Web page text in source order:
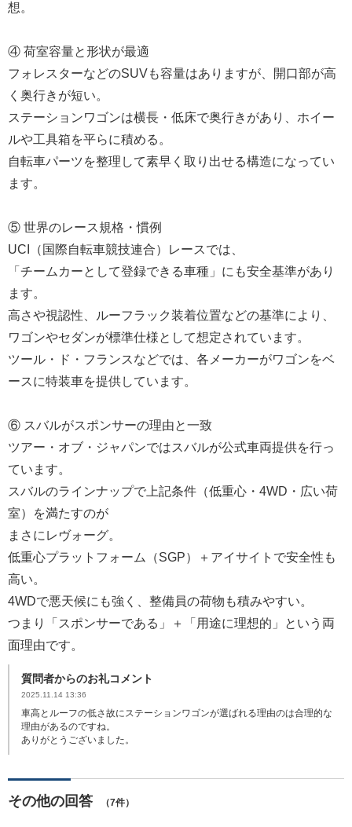
想。
④ 荷室容量と形状が最適
フォレスターなどのSUVも容量はありますが、開口部が高
く奥行きが短い。
ステーションワゴンは横長・低床で奥行きがあり、ホイー
ルや工具箱を平らに積める。
自転車パーツを整理して素早く取り出せる構造になってい
ます。
⑤ 世界のレース規格・慣例
UCI（国際自転車競技連合）レースでは、
「チームカーとして登録できる車種」にも安全基準があり
ます。
高さや視認性、ルーフラック装着位置などの基準により、
ワゴンやセダンが標準仕様として想定されています。
ツール・ド・フランスなどでは、各メーカーがワゴンをベ
ースに特装車を提供しています。
⑥ スバルがスポンサーの理由と一致
ツアー・オブ・ジャパンではスバルが公式車両提供を行っ
ています。
スバルのラインナップで上記条件（低重心・4WD・広い荷
室）を満たすのが
まさにレヴォーグ。
低重心プラットフォーム（SGP）＋アイサイトで安全性も
高い。
4WDで悪天候にも強く、整備員の荷物も積みやすい。
つまり「スポンサーである」＋「用途に理想的」という両
面理由です。
質問者からのお礼コメント
2025.11.14 13:36
車高とルーフの低さ故にステーションワゴンが選ばれる理由のは合理的な
理由があるのですね。
ありがとうございました。
その他の回答 （7件）